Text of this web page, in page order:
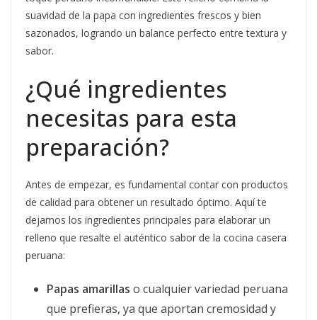
suavidad de la papa con ingredientes frescos y bien
sazonados, logrando un balance perfecto entre textura y
sabor.
¿Qué ingredientes
necesitas para esta
preparación?
Antes de empezar, es fundamental contar con productos
de calidad para obtener un resultado óptimo. Aquí te
dejamos los ingredientes principales para elaborar un
relleno que resalte el auténtico sabor de la cocina casera
peruana:
Papas amarillas o cualquier variedad peruana
que prefieras, ya que aportan cremosidad y